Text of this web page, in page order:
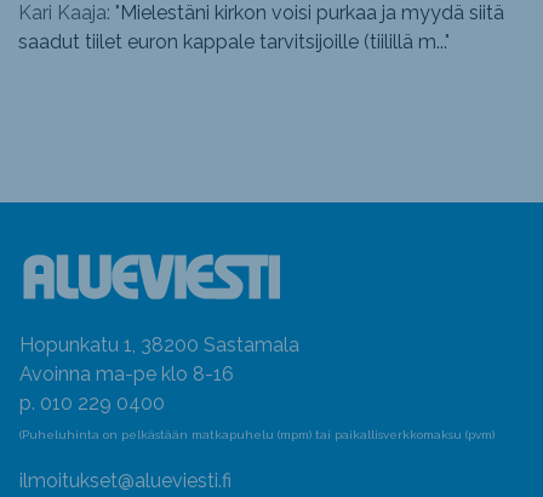
Kari Kaaja: "Mielestäni kirkon voisi purkaa ja myydä siitä
saadut tiilet euron kappale tarvitsijoille (tiilillä m..."
Hopunkatu 1, 38200 Sastamala
Avoinna ma-pe klo 8-16
p. 010 229 0400
(Puheluhinta on pelkästään matkapuhelu (mpm) tai paikallisverkkomaksu (pvm)
ilmoitukset@alueviesti.fi